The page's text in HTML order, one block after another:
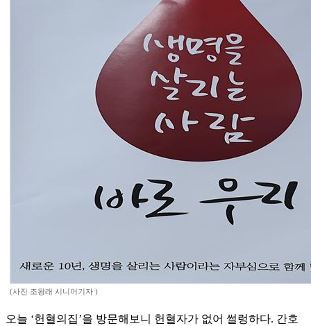
(사진 조왕래 시니어기자 )
오늘 ‘헌혈의집’을 방문해보니 헌혈자가 없어 썰렁하다. 간호